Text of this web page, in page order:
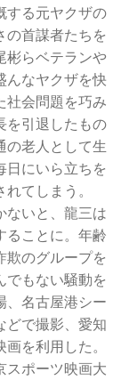
する元ヤクザの
の首謀者たちを
彬らベテランや
んなヤクザを快
社会問題を巧み
を引退したもの
の老人として生
日にいら立ちを
てしまう。
ないと、龍三は
ることに。年齢
欺のグループを
でもない騒動を
、名古屋港シー
どで撮影、愛知
を利用した。
スポーツ映画大